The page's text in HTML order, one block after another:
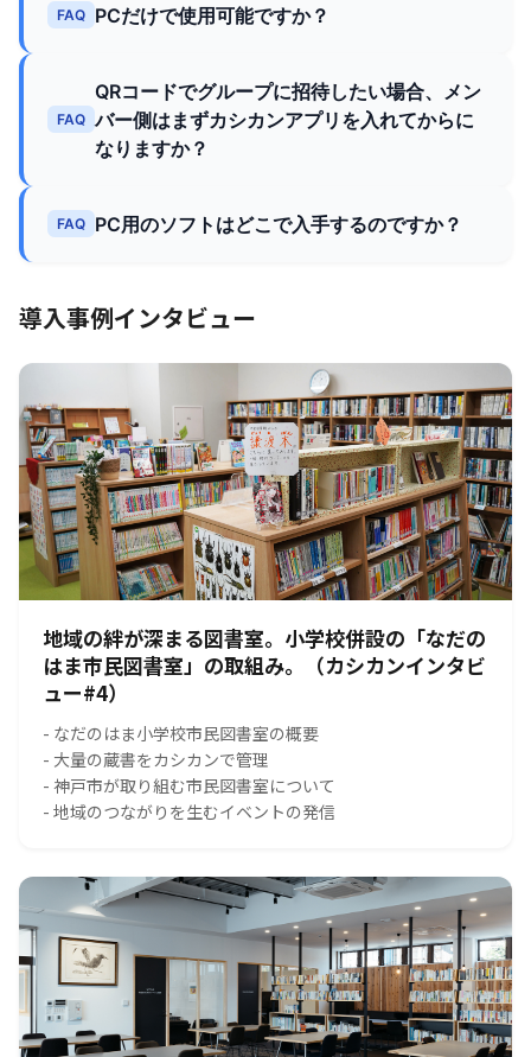
FAQ PCだけで使用可能ですか？
FAQ
QRコードでグループに招待したい場合、メン
バー側はまずカシカンアプリを入れてからに
なりますか？
FAQ PC用のソフトはどこで入手するのですか？
導入事例インタビュー
地域の絆が深まる図書室。小学校併設の「なだの
はま市民図書室」の取組み。（カシカンインタビ
ュー#4）
- なだのはま小学校市民図書室の概要
- 大量の蔵書をカシカンで管理
- 神戸市が取り組む市民図書室について
- 地域のつながりを生むイベントの発信